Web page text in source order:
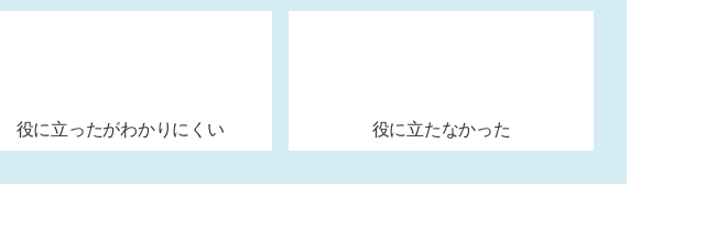
役に立ったがわかりにくい 役に立たなかった